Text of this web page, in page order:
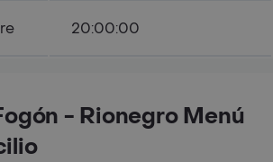
20:00:00
- Rionegro Menú